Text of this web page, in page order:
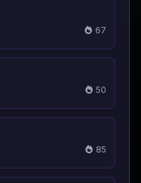
67
50
85